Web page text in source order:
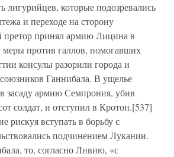
лигурийцев, которые подозревались
и переходе на сторону
претор принял армию Лицина в
против галлов, помогавших
консулы разорили города и
Ганнибала. В ущелье
засаду армию Семпрония, убив
солдат, и отступил в Кротон.[537]
рискуя вступать в борьбу с
подчинением Лукании.
то, согласно Ливию, «с